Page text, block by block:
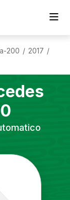
200 / 2017 /